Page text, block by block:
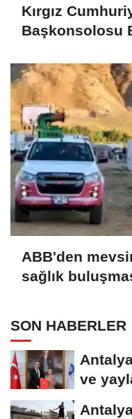
Kırgız
Başkonsolosu
ABB'den
sağlık
SON HABERLER
ve